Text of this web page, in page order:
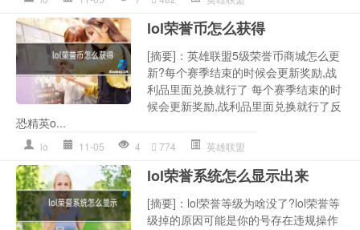
lol荣誉币怎么获得
[摘要]：英雄联盟5级荣誉币商城怎么更
新?每个赛季结束的时候会更新奖励,战
利品里面兑换就行了 每个赛季结束的时
候会更新奖励,战利品里面兑换就行了反
恐精英o...
lo 11-05 4 774 英雄联盟
lol荣誉系统怎么显示出来
[摘要]：lol荣誉等级为啥没了?lol荣誉等
级掉的原因可能是你的号存在违规操作